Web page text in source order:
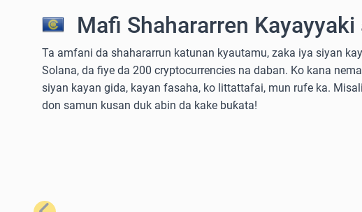
Mafi Shahararren Kayayyaki
Ta amfani da shahararrun katunan kyautamu, zaka iya siyan
Solana, da fiye da 200 cryptocurrencies na daban. Ko kana
siyan kayan gida, kayan fasaha, ko littattafai, mun rufe ka.
don samun kusan duk abin da kake buƙata!